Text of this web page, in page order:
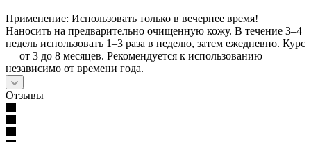
Применение: Использовать только в вечернее время!
Наносить на предварительно очищенную кожу. В течение 3–4
недель использовать 1–3 раза в неделю, затем ежедневно. Курс
— от 3 до 8 месяцев. Рекомендуется к использованию
независимо от времени года.
Отзывы